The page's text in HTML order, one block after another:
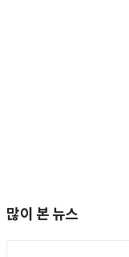
많이 본 뉴스